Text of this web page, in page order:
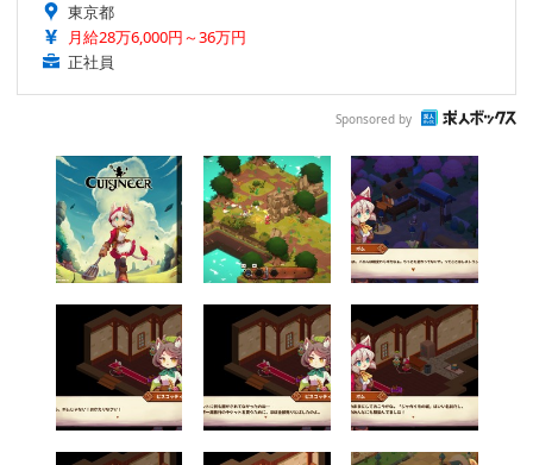
東京都
月給28万6,000円～36万円
正社員
Sponsored by